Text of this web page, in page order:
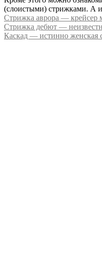
(слоистыми) стрижками. А
Стрижка аврора — крейсер
Стрижка дебют —
Каскад — истинно женская